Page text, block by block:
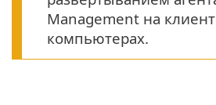
Management на
компьютерах.